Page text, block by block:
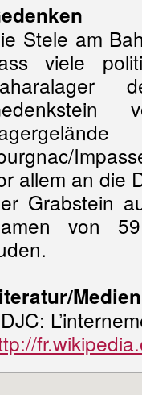
Stele am
viele
allem an die
Grabstein
von
Medien